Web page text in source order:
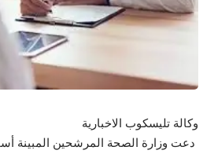
وكالة تليسكوب الاخبارية
دعت وزارة الصحة المرشحين المبينة